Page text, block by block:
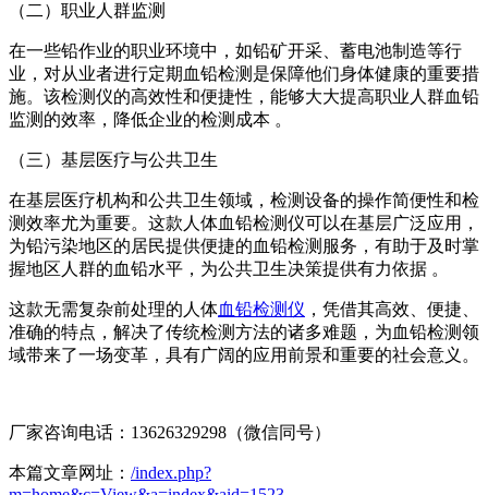
（二）职业人群监测
在一些铅作业的职业环境中，如铅矿开采、蓄电池制造等行
业，对从业者进行定期血铅检测是保障他们身体健康的重要措
施。该检测仪的高效性和便捷性，能够大大提高职业人群血铅
监测的效率，降低企业的检测成本 。
（三）基层医疗与公共卫生
在基层医疗机构和公共卫生领域，检测设备的操作简便性和检
测效率尤为重要。这款人体血铅检测仪可以在基层广泛应用，
为铅污染地区的居民提供便捷的血铅检测服务，有助于及时掌
握地区人群的血铅水平，为公共卫生决策提供有力依据 。
这款无需复杂前处理的人体血铅检测仪 ，凭借其高效、便捷、
准确的特点，解决了传统检测方法的诸多难题，为血铅检测领
域带来了一场变革，具有广阔的应用前景和重要的社会意义。
厂家咨询电话：13626329298（微信同号）
本篇文章网址： /index.php?